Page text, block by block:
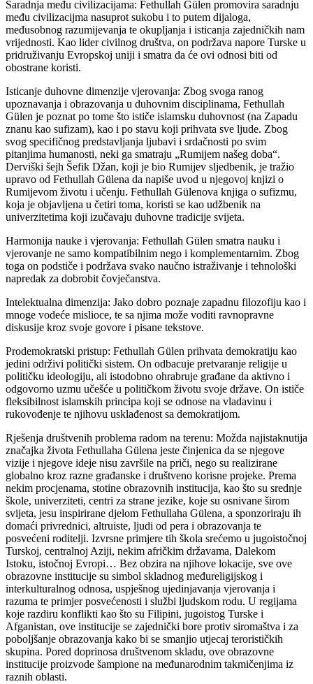
Saradnja među civilizacijama: Fethullah Gülen promovira saradnju
među civilizacijma nasuprot sukobu i to putem dijaloga,
međusobnog razumijevanja te okupljanja i isticanja zajedničkih nam
vrijednosti. Kao lider civilnog društva, on podržava napore Turske u
pridruživanju Evropskoj uniji i smatra da će ovi odnosi biti od
obostrane koristi.
Isticanje duhovne dimenzije vjerovanja: Zbog svoga ranog
upoznavanja i obrazovanja u duhovnim disciplinama, Fethullah
Gülen je poznat po tome što ističe islamsku duhovnost (na Zapadu
znanu kao sufizam), kao i po stavu koji prihvata sve ljude. Zbog
svog specifičnog predstavljanja ljubavi i srdačnosti po svim
pitanjima humanosti, neki ga smatraju „Rumijem našeg doba“.
Derviški šejh Šefik Džan, koji je bio Rumijev sljedbenik, je tražio
upravo od Fethullah Gülena da napiše uvod u njegovoj knjizi o
Rumijevom životu i učenju. Fethullah Gülenova knjiga o sufizmu,
koja je objavljena u četiri toma, koristi se kao udžbenik na
univerzitetima koji izučavaju duhovne tradicije svijeta.
Harmonija nauke i vjerovanja: Fethullah Gülen smatra nauku i
vjerovanje ne samo kompatibilnim nego i komplementarnim. Zbog
toga on podstiče i podržava svako naučno istraživanje i tehnološki
napredak za dobrobit čovječanstva.
Intelektualna dimenzija: Jako dobro poznaje zapadnu filozofiju kao i
mnoge vodeće mislioce, te sa njima može voditi ravnopravne
diskusije kroz svoje govore i pisane tekstove.
Prodemokratski pristup: Fethullah Gülen prihvata demokratiju kao
jedini održivi politički sistem. On odbacuje pretvaranje religije u
političku ideologiju, ali istodobno ohrabruje građane da aktivno i
odgovorno uzmu učešće u političkom životu svoje države. On ističe
fleksibilnost islamskih principa koji se odnose na vladavinu i
rukovođenje te njihovu usklađenost sa demokratijom.
Rješenja društvenih problema radom na terenu: Možda najistaknutija
značajka života Fethullaha Gülena jeste činjenica da se njegove
vizije i njegove ideje nisu završile na priči, nego su realizirane
globalno kroz razne građanske i društveno korisne projeke. Prema
nekim procjenama, stotine obrazovnih institucija, kao što su srednje
škole, univerziteti, centri za strane jezike, koje su osnivane širom
svijeta, jesu inspirirane djelom Fethullaha Gülena, a sponzoriraju ih
domaći privrednici, altruiste, ljudi od pera i obrazovanja te
posvećeni roditelji. Izvrsne primjere tih škola srećemo u jugoistočnoj
Turskoj, centralnoj Aziji, nekim afričkim državama, Dalekom
Istoku, istočnoj Evropi… Bez obzira na njihove lokacije, sve ove
obrazovne institucije su simbol skladnog međureligijskog i
interkulturalnog odnosa, uspješnog ujedinjavanja vjerovanja i
razuma te primjer posvećenosti i službi ljudskom rodu. U regijama
koje razdiru konflikti kao što su Filipini, jugoistog Turske i
Afganistan, ove institucije se zajednički bore protiv siromaštva i za
poboljšanje obrazovanja kako bi se smanjio utjecaj terorističkih
skupina. Pored doprinosa društvenom skladu, ove obrazovne
institucije proizvode šampione na međunarodnim takmičenjima iz
raznih oblasti.